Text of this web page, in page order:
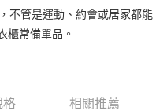
方視為交易完成。
不管是運動、約會或居家都能
櫃常備單品。
格 相關推薦